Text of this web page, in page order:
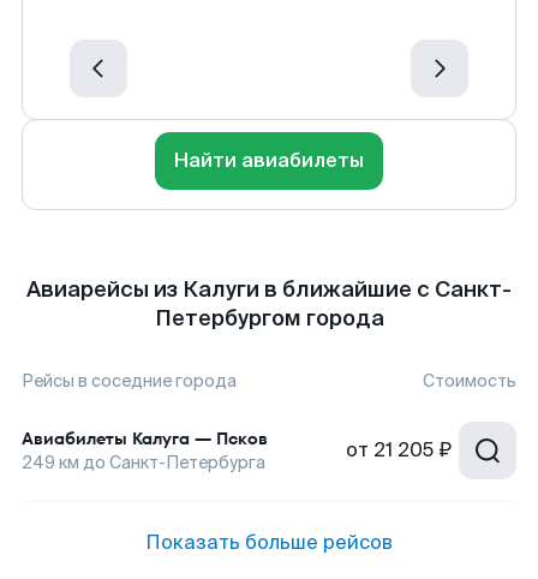
Найти авиабилеты
Авиарейсы из Калуги в ближайшие с Санкт-
Петербургом города
Рейсы в соседние города Стоимость
Авиабилеты Калуга — Псков
249 км до Санкт-Петербурга от 21 205 ₽
Показать больше рейсов